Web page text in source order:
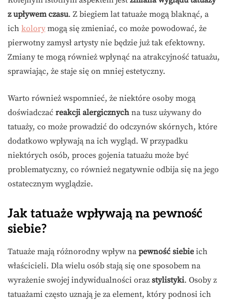
z upływem czasu. Z biegiem lat tatuaże mogą blaknąć, a
ich kolory mogą się zmieniać, co może powodować, że
pierwotny zamysł artysty nie będzie już tak efektowny.
Zmiany te mogą również wpłynąć na atrakcyjność tatuażu,
sprawiając, że staje się on mniej estetyczny.
Warto również wspomnieć, że niektóre osoby mogą
doświadczać reakcji alergicznych na tusz używany do
tatuaży, co może prowadzić do odczynów skórnych, które
dodatkowo wpływają na ich wygląd. W przypadku
niektórych osób, proces gojenia tatuażu może być
problematyczny, co również negatywnie odbija się na jego
ostatecznym wyglądzie.
Jak tatuaże wpływają na pewność
siebie?
Tatuaże mają różnorodny wpływ na pewność siebie ich
właścicieli. Dla wielu osób stają się one sposobem na
wyrażenie swojej indywidualności oraz stylistyki. Osoby z
tatuażami często uznają je za element, który podnosi ich